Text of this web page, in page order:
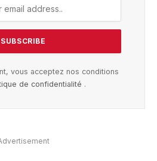
vous acceptez nos conditions
de confidentialité .